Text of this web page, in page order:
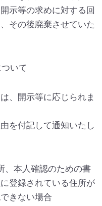
示等の求めに対する回
その後廃棄させていた
いて
、開示等に応じられま
を付記して通知いたし
、本人確認のための書
登録されている住所が
きない場合